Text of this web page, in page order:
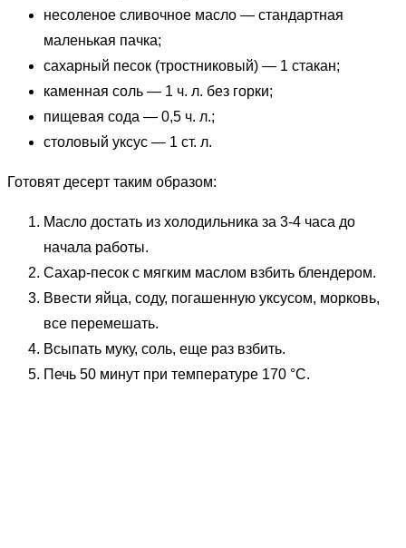
несоленое сливочное масло — стандартная
маленькая пачка;
сахарный песок (тростниковый) — 1 стакан;
каменная соль — 1 ч. л. без горки;
пищевая сода — 0,5 ч. л.;
столовый уксус — 1 ст. л.
Готовят десерт таким образом:
Масло достать из холодильника за 3-4 часа до
начала работы.
Сахар-песок с мягким маслом взбить блендером.
Ввести яйца, соду, погашенную уксусом, морковь,
все перемешать.
Всыпать муку, соль, еще раз взбить.
Печь 50 минут при температуре 170 °C.